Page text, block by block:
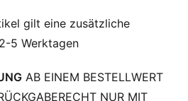
Saum
16 Jahren
gilt eine zusätzliche
5 Werktagen
AB EINEM BESTELLWERT
NUR MIT